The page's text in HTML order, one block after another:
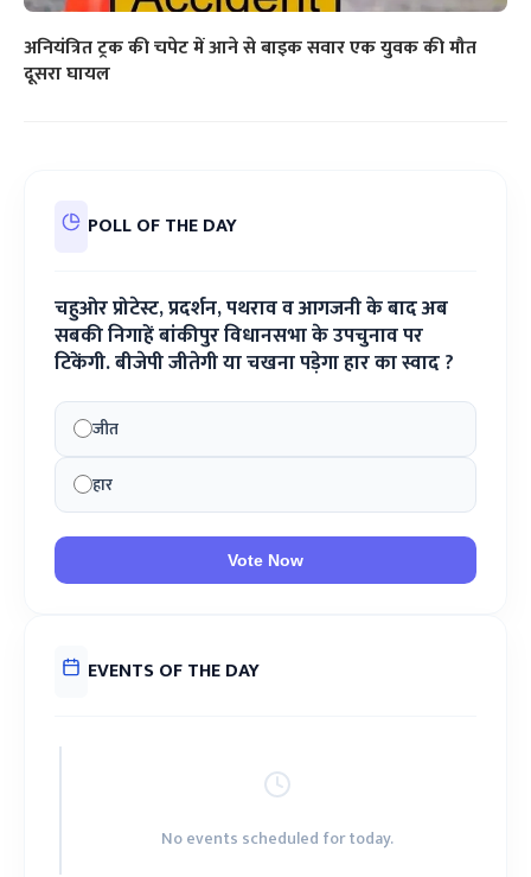
अनियंत्रित ट्रक की चपेट में आने से बाइक सवार एक युवक की मौत
दूसरा घायल
POLL OF THE DAY
चहुओर प्रोटेस्ट, प्रदर्शन, पथराव व आगजनी के बाद अब
सबकी निगाहें बांकीपुर विधानसभा के उपचुनाव पर
टिकेंगी. बीजेपी जीतेगी या चखना पड़ेगा हार का स्वाद ?
जीत
हार
Vote Now
EVENTS OF THE DAY
No events scheduled for today.